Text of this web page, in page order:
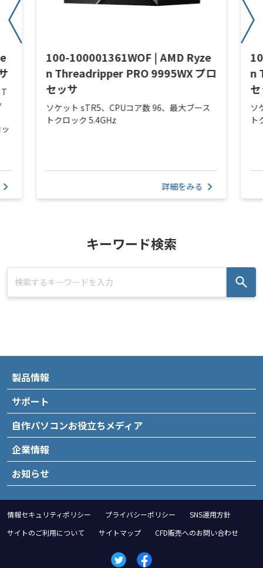
T
100-100001361WOF | AMD Ryze
n Threadripper PRO 9995WX プロ
セッサ
ソケット sTR5、CPUコア数 96、最大ブース
トクロック 5.4GHz
詳細をみる
n
ソ
ト
キーワード検索
製品情報
サポート
自作パソコンお役立ちメディア
企業情報
お知らせ
情報セキュリティポリシー プライバシーポリシー
SNS運用方針
サイトのご利用について
サイトマップ CFD販売へのお問い合わせ